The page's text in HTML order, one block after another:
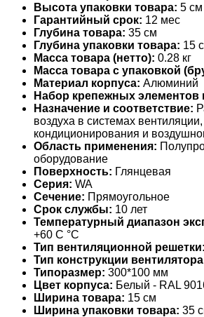
Высота упаковки товара: 5 см
Гарантийный срок: 12 мес
Глубина товара: 35 см
Глубина упаковки товара: 15
Масса товара (нетто): 0.28 кг
Масса товара с упаковкой
Материал корпуса: Алюминий
Набор крепежных элементов
Назначение и соответствие:
воздуха в системах вентиляции,
кондиционирования и
Область применения:
оборудование
Поверхность: Глянцевая
Серия: WA
Сечение: Прямоугольное
Срок службы: 10 лет
Температурный диапазон
+60 С °С
Тип вентиляционной решетки:
Тип конструкции
Типоразмер: 300*100 мм
Цвет корпуса: Белый - RAL
Ширина товара: 15 см
Ширина упаковки товара: 35